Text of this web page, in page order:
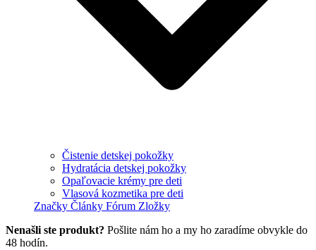
Čistenie detskej pokožky
Hydratácia detskej pokožky
Opaľovacie krémy pre deti
Vlasová kozmetika pre deti
Značky Články Fórum Zložky
Nenašli ste produkt? Pošlite nám ho a my ho zaradíme obvykle do
48 hodín.